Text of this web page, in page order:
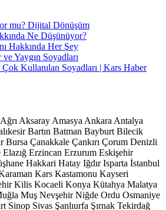
mu? Dijital Dönüşüm
Ne Düşünüyor?
Hakkında Her Şey
ve Yaygın Soyadları
Kullanılan Soyadları | Kars Haber
Ağrı Aksaray Amasya Ankara Antalya
Bartın Batman Bayburt Bilecik
Bursa Çanakkale Çankırı Çorum Denizli
Elazığ Erzincan Erzurum Eskişehir
Hakkari Hatay Iğdır Isparta İstanbul
Kars Kastamonu Kayseri
Kilis Kocaeli Konya Kütahya Malatya
Muş Nevşehir Niğde Ordu Osmaniye
Sinop Sivas Şanlıurfa Şırnak Tekirdağ